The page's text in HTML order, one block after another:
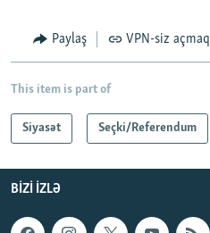
Paylaş VPN-siz açmaq
This item is part of
Siyasət Seçki/Referendum
BIZI IZLƏ